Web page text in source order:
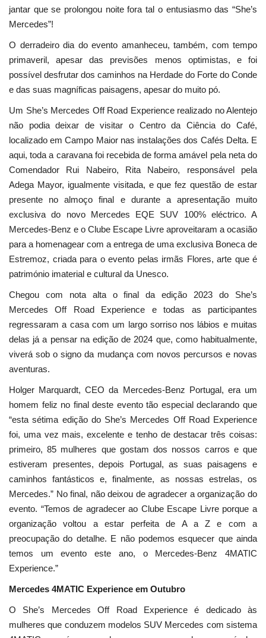
jantar que se prolongou noite fora tal o entusiasmo das “She’s
Mercedes”!
O derradeiro dia do evento amanheceu, também, com tempo
primaveril, apesar das previsões menos optimistas, e foi
possível desfrutar dos caminhos na Herdade do Forte do Conde
e das suas magníficas paisagens, apesar do muito pó.
Um She’s Mercedes Off Road Experience realizado no Alentejo
não podia deixar de visitar o Centro da Ciência do Café,
localizado em Campo Maior nas instalações dos Cafés Delta. E
aqui, toda a caravana foi recebida de forma amável pela neta do
Comendador Rui Nabeiro, Rita Nabeiro, responsável pela
Adega Mayor, igualmente visitada, e que fez questão de estar
presente no almoço final e durante a apresentação muito
exclusiva do novo Mercedes EQE SUV 100% eléctrico. A
Mercedes-Benz e o Clube Escape Livre aproveitaram a ocasião
para a homenagear com a entrega de uma exclusiva Boneca de
Estremoz, criada para o evento pelas irmãs Flores, arte que é
património imaterial e cultural da Unesco.
Chegou com nota alta o final da edição 2023 do She’s
Mercedes Off Road Experience e todas as participantes
regressaram a casa com um largo sorriso nos lábios e muitas
delas já a pensar na edição de 2024 que, como habitualmente,
viverá sob o signo da mudança com novos percursos e novas
aventuras.
Holger Marquardt, CEO da Mercedes-Benz Portugal, era um
homem feliz no final deste evento tão especial declarando que
“esta sétima edição do She’s Mercedes Off Road Experience
foi, uma vez mais, excelente e tenho de destacar três coisas:
primeiro, 85 mulheres que gostam dos nossos carros e que
estiveram presentes, depois Portugal, as suas paisagens e
caminhos fantásticos e, finalmente, as nossas estrelas, os
Mercedes.” No final, não deixou de agradecer a organização do
evento. “Temos de agradecer ao Clube Escape Livre porque a
organização voltou a estar perfeita de A a Z e com a
preocupação do detalhe. E não podemos esquecer que ainda
temos um evento este ano, o Mercedes-Benz 4MATIC
Experience.”
Mercedes 4MATIC Experience em Outubro
O She’s Mercedes Off Road Experience é dedicado às
mulheres que conduzem modelos SUV Mercedes com sistema